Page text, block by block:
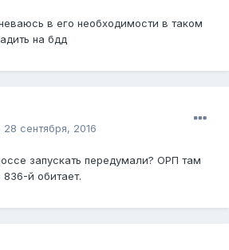
в его необходимости в таком
на бдд
28 сентября, 2016
запускать передумали? ОРП там
й обитает.